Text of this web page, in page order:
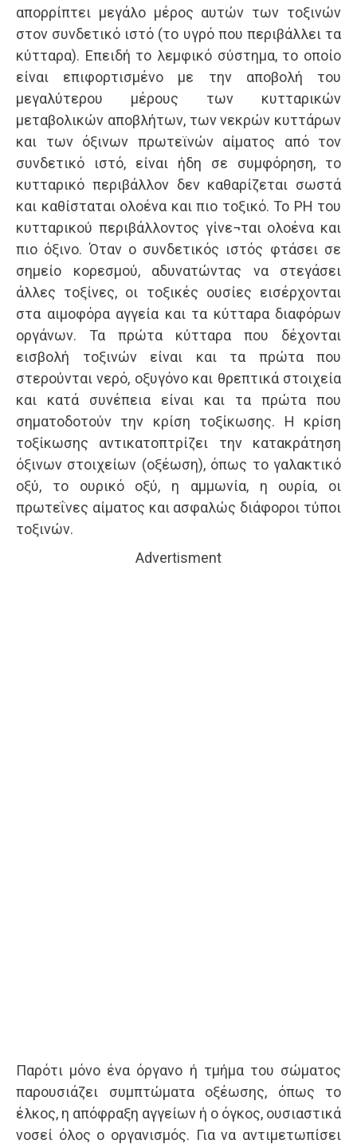
απορρίπτει μεγάλο μέρος αυτών των τοξινών
στον συνδετικό ιστό (το υγρό που περιβάλλει τα
κύτταρα). Επειδή το λεμφικό σύστημα, το οποίο
είναι επιφορτισμένο με την αποβολή του
μεγαλύτερου μέρους των κυτταρικών
μεταβολικών αποβλήτων, των νεκρών κυττάρων
και των όξινων πρωτεϊνών αίματος από τον
συνδετικό ιστό, είναι ήδη σε συμφόρηση, το
κυτταρικό περιβάλλον δεν καθαρίζεται σωστά
και καθίσταται ολοένα και πιο τοξικό. Το PΗ του
κυτταρικού περιβάλλοντος γίνε¬ται ολοένα και
πιο όξινο. Όταν ο συνδετικός ιστός φτάσει σε
σημείο κορεσμού, αδυνατώντας να στεγάσει
άλλες τοξίνες, οι τοξικές ουσίες εισέρχονται
στα αιμοφόρα αγγεία και τα κύτταρα διαφόρων
οργάνων. Τα πρώτα κύτταρα που δέχονται
εισβολή τοξινών είναι και τα πρώτα που
στερούνται νερό, οξυγόνο και θρεπτικά στοιχεία
και κατά συνέπεια είναι και τα πρώτα που
σηματοδοτούν την κρίση τοξίκωσης. Η κρίση
τοξίκωσης αντικατοπτρίζει την κατακράτηση
όξινων στοιχείων (οξέωση), όπως το γαλακτικό
οξύ, το ουρικό οξύ, η αμμωνία, η ουρία, οι
πρωτεΐνες αίματος και ασφαλώς διάφοροι τύποι
τοξινών.
Advertisment
Παρότι μόνο ένα όργανο ή τμήμα του σώματος
παρουσιάζει συμπτώματα οξέωσης, όπως το
έλκος, η απόφραξη αγγείων ή ο όγκος, ουσιαστικά
νοσεί όλος ο οργανισμός. Για να αντιμετωπίσει